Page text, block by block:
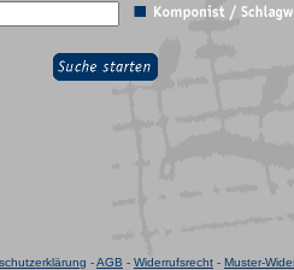
-AGB - Widerrufsrecht - Muster-